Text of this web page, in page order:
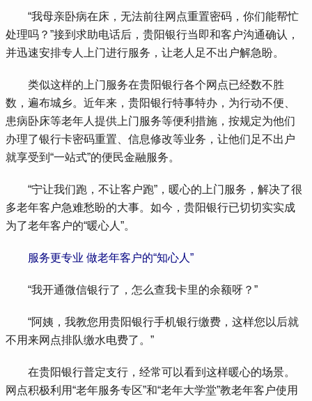
“我母亲卧病在床，无法前往网点重置密码，你们能帮忙
处理吗？”接到求助电话后，贵阳银行当即和客户沟通确认，
并迅速安排专人上门进行服务，让老人足不出户解急盼。
类似这样的上门服务在贵阳银行各个网点已经数不胜
数，遍布城乡。近年来，贵阳银行特事特办，为行动不便、
患病卧床等老年人提供上门服务等便利措施，按规定为他们
办理了银行卡密码重置、信息修改等业务，让他们足不出户
就享受到“一站式”的便民金融服务。
“宁让我们跑，不让客户跑”，暖心的上门服务，解决了很
多老年客户急难愁盼的大事。如今，贵阳银行已切切实实成
为了老年客户的“暖心人”。
服务更专业 做老年客户的“知心人”
“我开通微信银行了，怎么查我卡里的余额呀？”
“阿姨，我教您用贵阳银行手机银行缴费，这样您以后就
不用来网点排队缴水电费了。”
在贵阳银行普定支行，经常可以看到这样暖心的场景。
网点积极利用“老年服务专区”和“老年大学堂”教老年客户使用